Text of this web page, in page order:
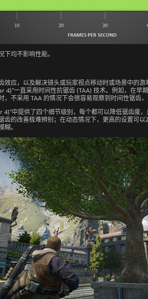
下均不影响性能。
效应，以及解决镜头或玩家视点移动时或场景中的
4)”一直采用时间性抗锯齿 (TAA) 技术。例如，在早
，不采用 TAA 的情况下会很容易观察到时间性锯齿
4)”中提供了四个细节级别，每个都可以降低锯齿度
齿的改善极难辨别；在动态情况下，更高的设置可
。